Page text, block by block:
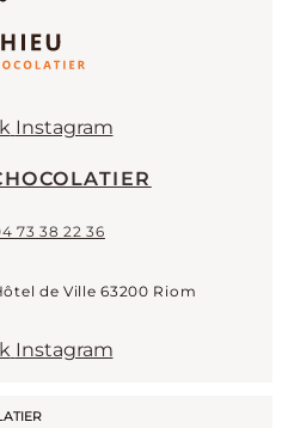
Instagram
73 38 22 36
de Ville 63200 Riom
Instagram